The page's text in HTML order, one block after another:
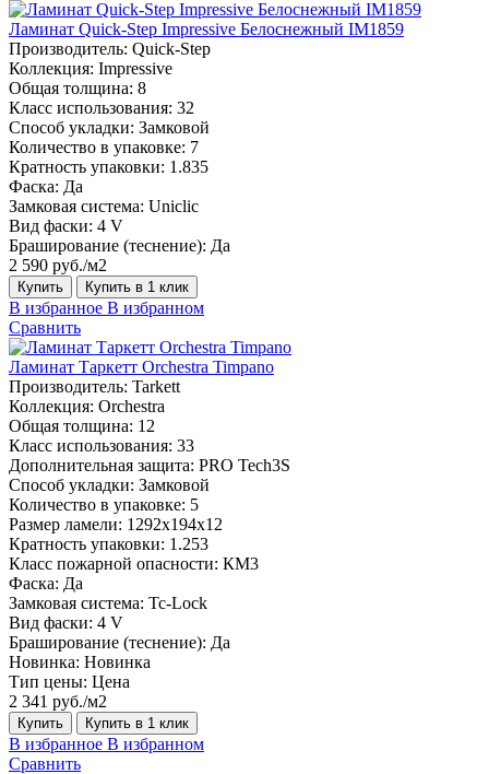
Ламинат Quick-Step Impressive Белоснежный IM1859
Производитель: Quick-Step
Коллекция: Impressive
Общая толщина: 8
Класс использования: 32
Способ укладки: Замковой
Количество в упаковке: 7
Кратность упаковки: 1.835
Фаска: Да
Замковая система: Uniclic
Вид фаски: 4 V
Браширование (теснение): Да
2 590 руб./м2
Купить Купить в 1 клик
В избранное В избранном
Сравнить
Ламинат Таркетт Orchestra Timpano
Производитель: Tarkett
Коллекция: Orchestra
Общая толщина: 12
Класс использования: 33
Дополнительная защита: PRO Tech3S
Способ укладки: Замковой
Количество в упаковке: 5
Размер ламели: 1292х194х12
Кратность упаковки: 1.253
Класс пожарной опасности: КМ3
Фаска: Да
Замковая система: Tc-Lock
Вид фаски: 4 V
Браширование (теснение): Да
Новинка: Новинка
Тип цены: Цена
2 341 руб./м2
Купить Купить в 1 клик
В избранное В избранном
Сравнить